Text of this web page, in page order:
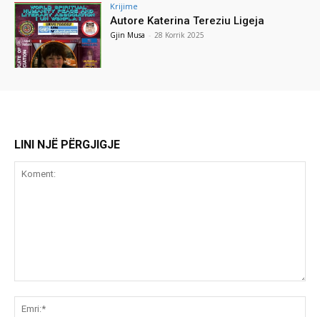
Krijime
Autore Katerina Tereziu Ligeja
Gjin Musa - 28 Korrik 2025
LINI NJË PËRGJIGJE